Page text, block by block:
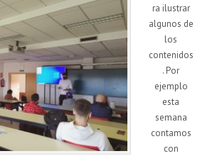
ra ilustrar
algunos de
los
contenidos
. Por
ejemplo
esta
semana
contamos
con